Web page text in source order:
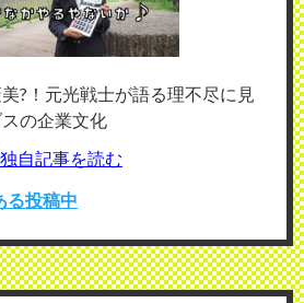
?！元光戦士が語る理不尽に見
の企業文化
自記事を読む
る投稿中